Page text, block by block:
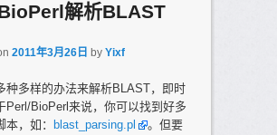
解析BLAST
2011年3月26日 by Yixf
种多样的办法来解析BLAST，即时
Perl/BioPerl来说，你可以找到好多
本，如：
blast_parsing.pl
。但要